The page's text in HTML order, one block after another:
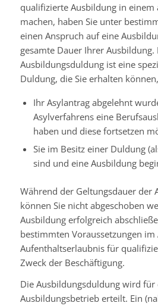
qualifizierte Ausbildung in einem
machen, haben Sie unter
einen Anspruch auf eine
gesamte Dauer Ihrer Ausbildung.
Ausbildungsduldung ist eine
Duldung, die Sie erhalten
Ihr Asylantrag abgelehnt
Asylverfahrens eine
haben und diese fortsetzen
Sie im Besitz einer Duldung
sind und eine Ausbildung
Während der Geltungsdauer der
können Sie nicht abgeschoben
Ausbildung erfolgreich
bestimmten Voraussetzungen im
Aufenthaltserlaubnis für
Zweck der Beschäftigung.
Die Ausbildungsduldung wird für
Ausbildungsbetrieb erteilt. Ein